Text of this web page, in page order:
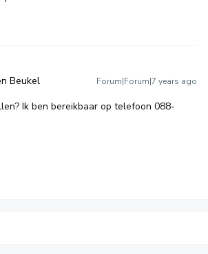
Beukel Forum|Forum|7 years ago
Ik ben bereikbaar op telefoon 088-